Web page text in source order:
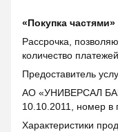
«Покупка
Рассрочка,
количество платежей.
Предоставитель
АО «УНИВЕРСАЛ
10.10.2011, номер в
Характеристики